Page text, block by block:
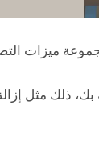
ميزات
ذلك مثل